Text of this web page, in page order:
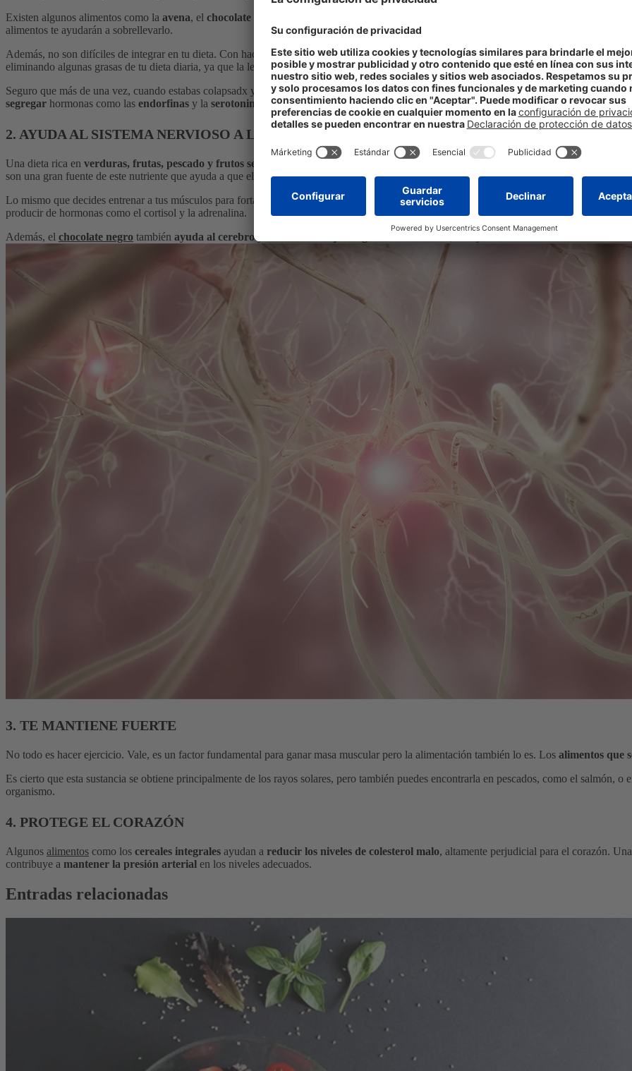
Existen algunos alimentos como la avena, el chocolate negro
alimentos te ayudarán a sobrellevarlo.
Además, no son difíciles de integrar en tu dieta. Con hacer pequeños cambios, será suficiente.Sustituir la leche de vaca por leche de
eliminando algunas grasas de tu dieta diaria, ya que la leche vegetal tiene menos calorías.
Seguro que más de una vez, cuando estabas colapsadx y ya no podías más, has tenido que parar y tomarte una onza de chocolate o un
segregar hormonas como las endorfinas y la serotonina que provocan sensación de felicidad y bienestar.
2. AYUDA AL SISTEMA NERVIOSO A LIBERAR TENSIONES
Una dieta rica en verduras, frutas, pescado y frutos secos
son una gran fuente de este nutriente que ayuda a que el
cerebrotenga unamayor productividad.
Lo mismo que decides entrenar a tus músculos para fortalecerlos y eliminar la grasa que no quieres que este ahí, también debes de ejercitar
producir de hormonas como el cortisol y la adrenalina.
Además, el chocolate negro también ayuda al cerebroy , influyendo de esta manera en el nivel
3. TE MANTIENE FUERTE
No todo es hacer ejercicio. Vale, es un factor fundamental para ganar masa muscular pero la alimentación también lo es. Los alimentos que
Es cierto que esta sustancia se obtiene principalmente de los rayos solares, pero también puedes encontrarla en pescados, como el salmón,
organismo.
4. PROTEGE EL CORAZÓN
Algunos alimentos como los cereales integrales ayudan a reducir los niveles de colesterol malo, altamente perjudicial para el corazón.
contribuye a mantener la presión arterial en los niveles adecuados.
Entradas relacionadas